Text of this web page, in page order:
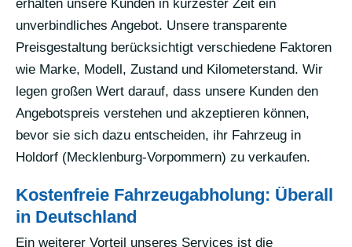
erhalten unsere Kunden in kürzester Zeit ein
unverbindliches Angebot. Unsere transparente
Preisgestaltung berücksichtigt verschiedene Faktoren
wie Marke, Modell, Zustand und Kilometerstand. Wir
legen großen Wert darauf, dass unsere Kunden den
Angebotspreis verstehen und akzeptieren können,
bevor sie sich dazu entscheiden, ihr Fahrzeug in
Holdorf (Mecklenburg-Vorpommern) zu verkaufen.
Kostenfreie Fahrzeugabholung: Überall
in Deutschland
Ein weiterer Vorteil unseres Services ist die